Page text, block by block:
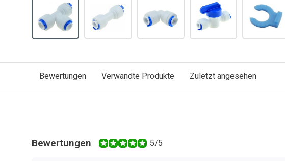
Bewertungen Verwandte Produkte Zuletzt angesehen
Bewertungen 5/5